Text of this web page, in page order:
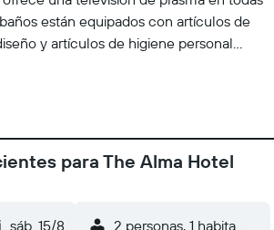
están equipados con artículos de
y artículos de higiene personal
especialmente pensadas para
negocios se incluyen escritorio, cajas
de agua gratuita. Se ofrece servicio
Se pueden practicar las actividades
del alojamiento (es posible que se aplique
para The Alma Hotel
sáb. 15/8 2 personas, 1 habitación